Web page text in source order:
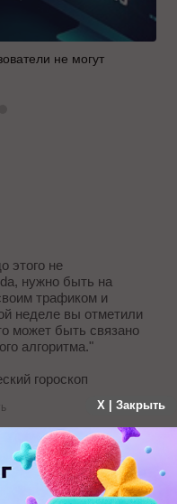
не могут
этого не
нужно быть на
трафиком и
неделе вы отметили
может быть связано
алгоритма."
гороскоп
X | Закрыть